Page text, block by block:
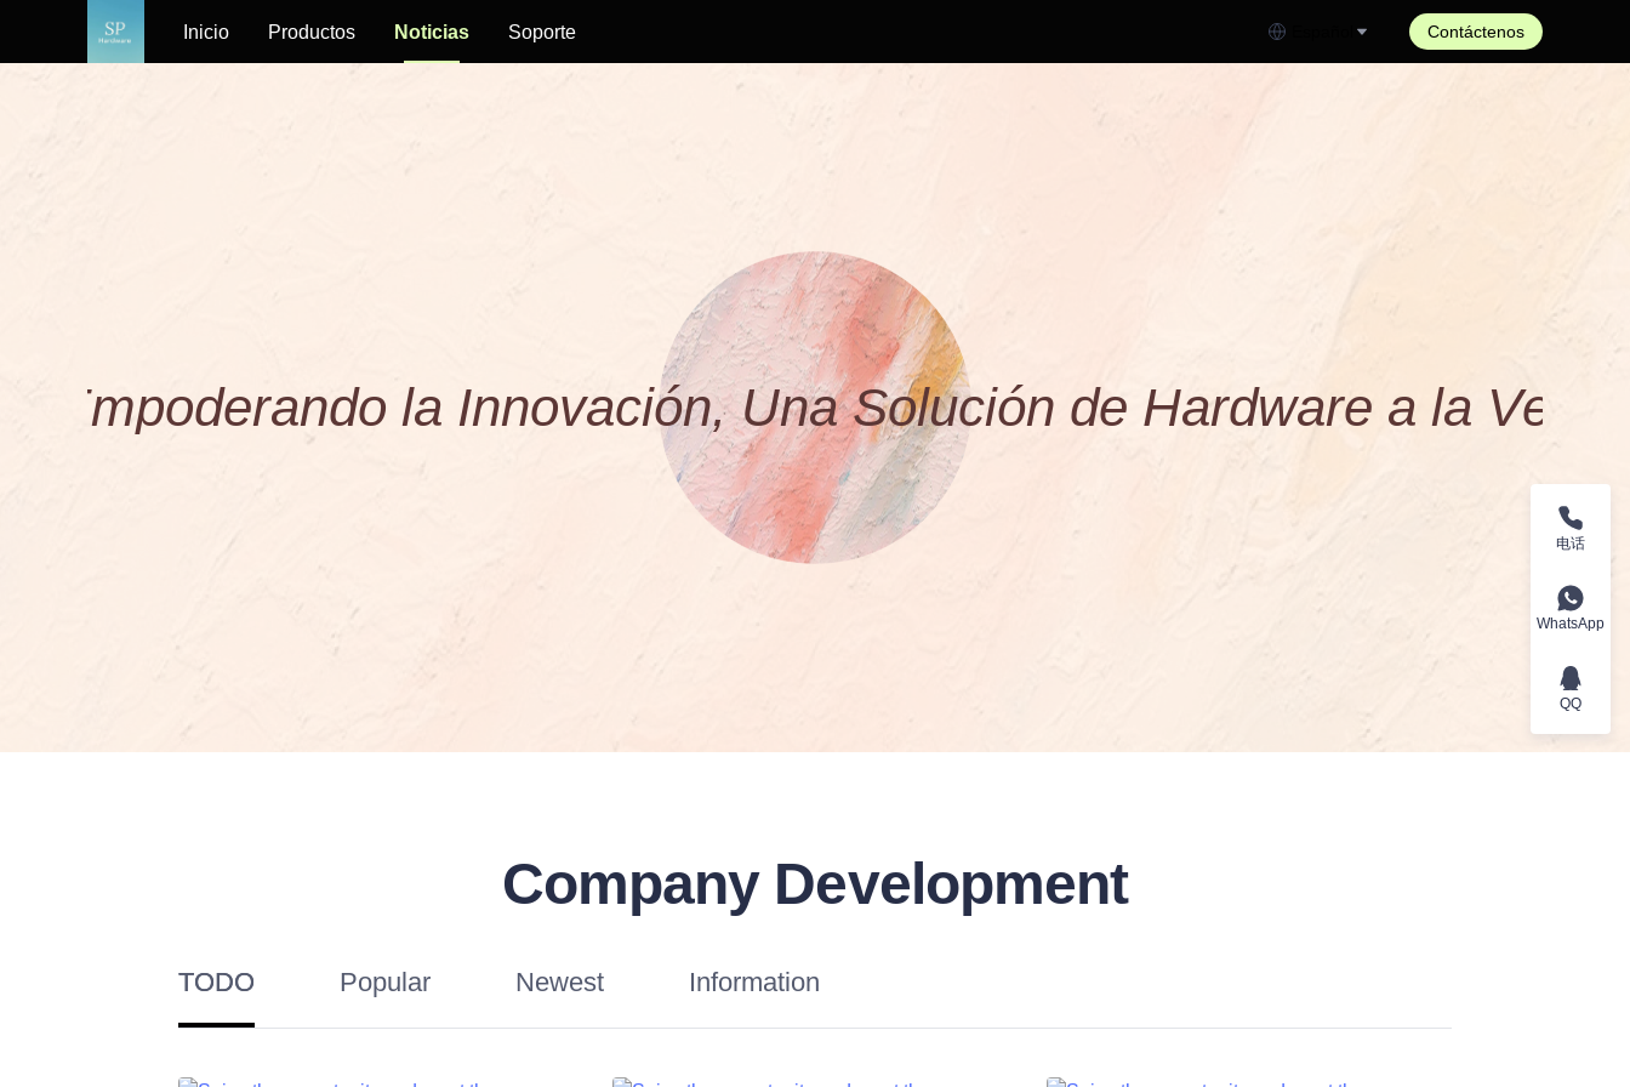
Inicio Productos Noticias Soporte Contáctenos
Empoderando la Innovación, Una Solución de Hardware a la Ve
Company Development
TODO Popular Newest Information
电话
WhatsApp
QQ